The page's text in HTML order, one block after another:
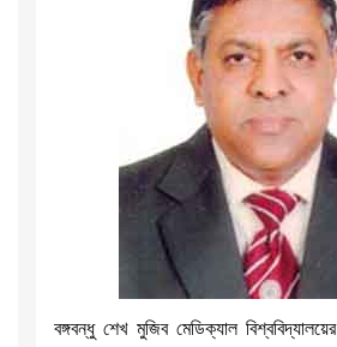
বঙ্গবন্ধু শেখ মুজিব মেডিক্যাল